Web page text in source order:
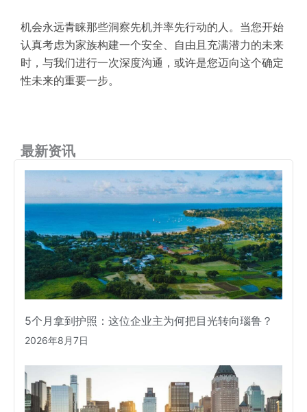
机会永远青睐那些洞察先机并率先行动的人。当您开始
认真考虑为家族构建一个安全、自由且充满潜力的未来
时，与我们进行一次深度沟通，或许是您迈向这个确定
性未来的重要一步。
最新资讯
5个月拿到护照：这位企业主为何把目光转向瑙鲁？
2026年8月7日